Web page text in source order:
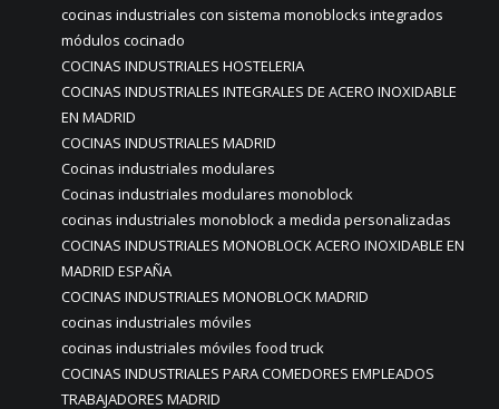
cocinas industriales con sistema monoblocks integrados
módulos cocinado
COCINAS INDUSTRIALES HOSTELERIA
COCINAS INDUSTRIALES INTEGRALES DE ACERO INOXIDABLE
EN MADRID
COCINAS INDUSTRIALES MADRID
Cocinas industriales modulares
Cocinas industriales modulares monoblock
cocinas industriales monoblock a medida personalizadas
COCINAS INDUSTRIALES MONOBLOCK ACERO INOXIDABLE EN
MADRID ESPAÑA
COCINAS INDUSTRIALES MONOBLOCK MADRID
cocinas industriales móviles
cocinas industriales móviles food truck
COCINAS INDUSTRIALES PARA COMEDORES EMPLEADOS
TRABAJADORES MADRID